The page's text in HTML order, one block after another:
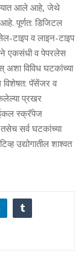
आले आहे, जेथे
पूर्णत: डिजिटल
टाइप व लाइन-टाइप
एकसंधी व पेपरलेस
विविध घटकांच्‍या
विशेषत: पॅसेंजर व
प्रखर
स्‍क्रॅपेज
सर्व घटकांच्‍या
उद्योगातील शाश्वत